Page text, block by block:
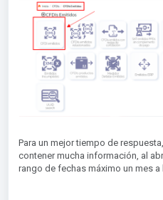
Para un mejor tiempo de
contener mucha información, al
rango de fechas máximo un mes a